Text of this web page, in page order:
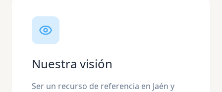
Nuestra visión
Ser un recurso de referencia en Jaén y